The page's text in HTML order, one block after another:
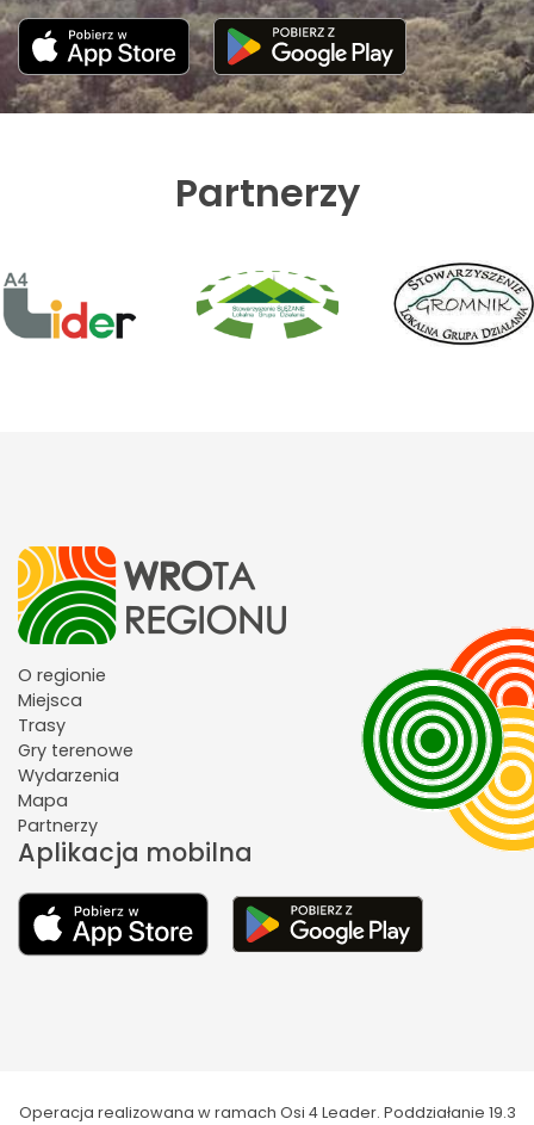
Partnerzy
O regionie
Miejsca
Trasy
Gry terenowe
Wydarzenia
Mapa
Partnerzy
Aplikacja mobilna
Operacja realizowana w ramach Osi 4 Leader. Poddziałanie 19.3